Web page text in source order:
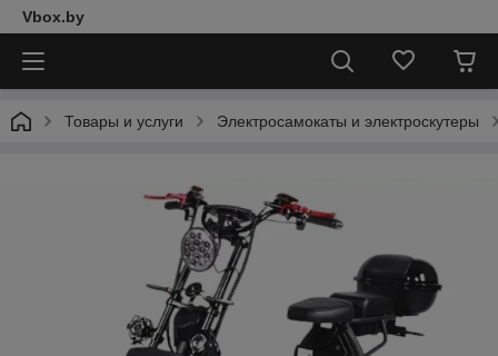
Vbox.by
Товары и услуги Электросамокаты и электроскутеры